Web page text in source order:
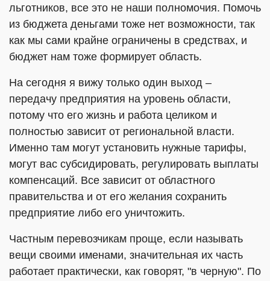
льготников, все это не наши полномочия. Помочь
из бюджета деньгами тоже нет возможности, так
как мы сами крайне ограничены в средствах, и
бюджет нам тоже формирует область.
На сегодня я вижу только один выход –
передачу предприятия на уровень области,
потому что его жизнь и работа целиком и
полностью зависит от региональной власти.
Именно там могут установить нужные тарифы,
могут вас субсидировать, регулировать выплаты
компенсаций. Все зависит от областного
правительства и от его желания сохранить
предприятие либо его уничтожить.
Частным перевозчикам проще, если называть
вещи своими именами, значительная их часть
работает практически, как говорят, "в черную". По